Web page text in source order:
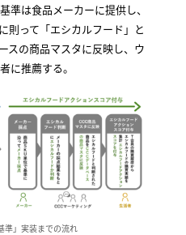
準は食品メーカーに提供し、
則って「エシカルフード」と
スの商品マスタに反映し、ウ
に推薦する。
準」実装までの流れ